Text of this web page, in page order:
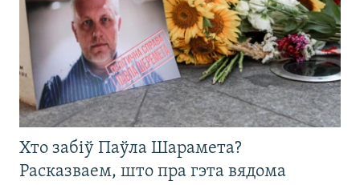
Хто забіў Паўла Шарамета?
Расказваем, што пра гэта вядома